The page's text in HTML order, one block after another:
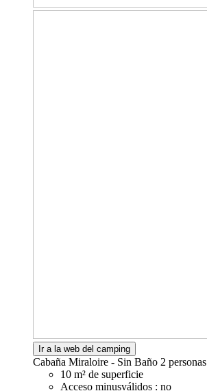
Ir a la web del camping
Cabaña Miraloire - Sin Baño 2 personas
10 m² de superficie
Acceso minusválidos : no